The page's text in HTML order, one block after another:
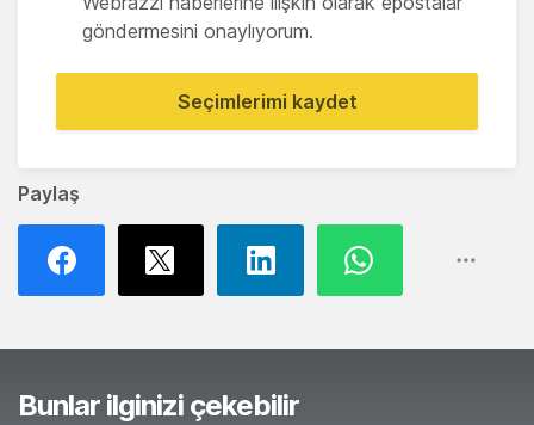
Paylaş
göndermesini onaylıyorum.
Seçimlerimi kaydet
Bunlar ilginizi çekebilir